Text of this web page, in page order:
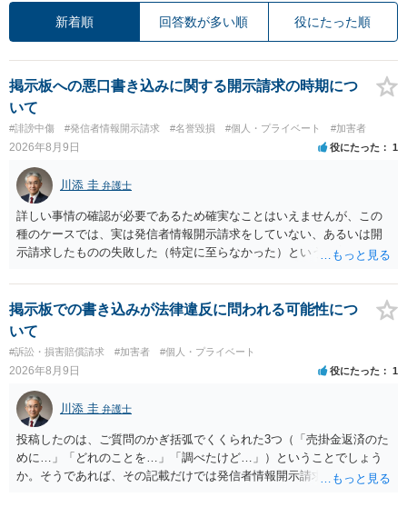
新着順 回答数が多い順 役にたった順
掲示板への悪口書き込みに関する開示請求の時期につ
いて
#誹謗中傷 #発信者情報開示請求 #名誉毀損 #個人・プライベート #加害者
2026年8月9日 役にたった 1
川添 圭 弁護士
詳しい事情の確認が必要であるため確実なことはいえませんが、この
種のケースでは、実は発信者情報開示請求をしていない、あるいは開
示請求したものの失敗した（特定に至らなかった）という事案が比較
な投稿をする場合にはなおさら）。
掲示板での書き込みが法律違反に問われる可能性につ
いて
#訴訟・損害賠償請求 #加害者 #個人・プライベート
2026年8月9日 役にたった 1
川添 圭 弁護士
投稿したのは、ご質問のかぎ括弧でくくられた3つ（「売掛金返済のた
めに…」「どれのことを…」「調べたけど…」）ということでしょう
か。そうであれば、その記載だけでは発信者情報開示請求が認められ